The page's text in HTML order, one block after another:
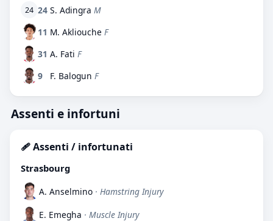
24 24 S. Adingra M
11 M. Akliouche F
31 A. Fati F
9
F. Balogun F
Assenti e infortuni
🩹 Assenti / infortunati
Strasbourg
A. Anselmino · Hamstring Injury
E. Emegha · Muscle Injury